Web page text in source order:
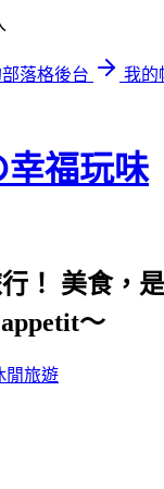
落格後台
我的
幸福玩味
旅行！
～
閒旅遊